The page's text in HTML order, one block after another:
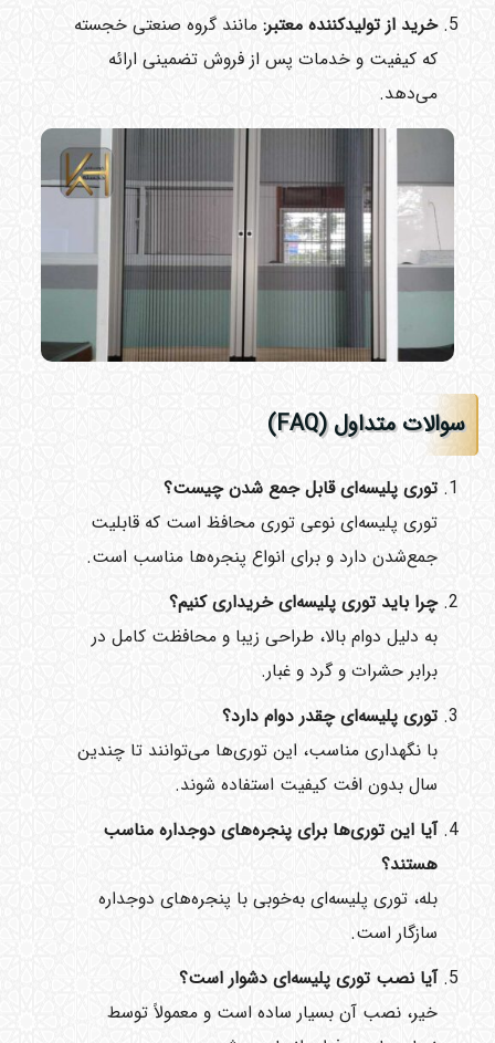
خرید از تولیدکننده معتبر:مانند گروه صنعتی خجسته
که کیفیت و خدمات پس از فروش تضمینی ارائه
می‌دهد.
سوالات متداول(FAQ)
توری پلیسه‌ای قابل جمع شدن چیست؟
توری پلیسه‌ای نوعی توری محافظ است که قابلیت
جمع‌شدن دارد و برای انواع پنجره‌ها مناسب است.
چرا باید توری پلیسه‌ای خریداری کنیم؟
به دلیل دوام بالا، طراحی زیبا و محافظت کامل در
برابر حشرات و گرد و غبار.
توری پلیسه‌ای چقدر دوام دارد؟
با نگهداری مناسب، این توری‌ها می‌توانند تا چندین
سال بدون افت کیفیت استفاده شوند.
آیا این توری‌ها برای پنجره‌های دوجداره مناسب
هستند؟
بله، توری پلیسه‌ای به‌خوبی با پنجره‌های دوجداره
سازگار است.
آیا نصب توری پلیسه‌ای دشوار است؟
خیر، نصب آن بسیار ساده است و معمولاً توسط